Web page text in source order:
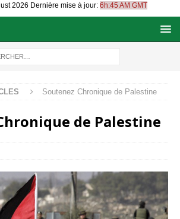
2026 Dernière mise à jour: 6h:45 AM GMT
Soutenez Chronique de Palestine
de Palestine